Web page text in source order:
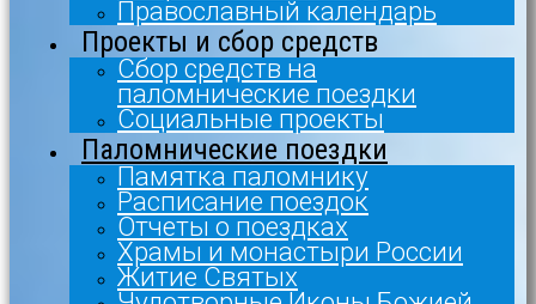
Православный календарь
Проекты и сбор средств
Сбор средств на
паломнические поездки
Социальные проекты
Паломнические поездки
Памятка паломнику
Расписание поездок
Отчеты о поездках
Храмы и монастыри России
Житие Святых